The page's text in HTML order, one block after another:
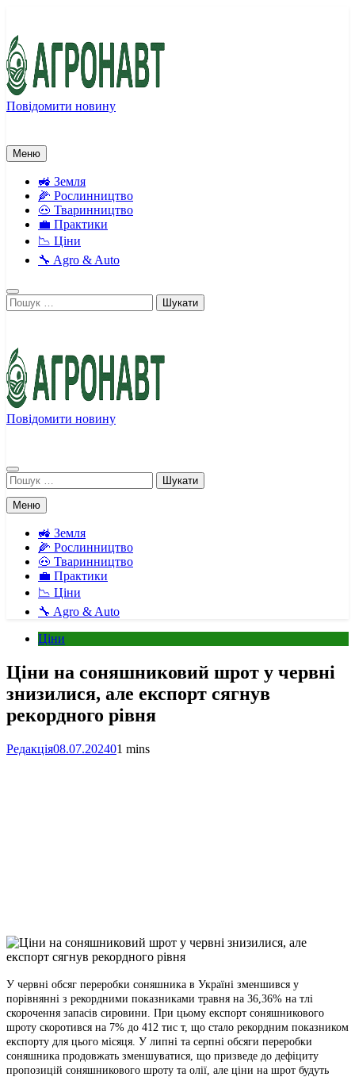
вмісту
Повідомити новину
Меню
🚜 Земля
🌽 Рослинництво
🐽 Тваринництво
💼 Практики
📉 Ціни
🔧 Agro & Auto
Пошук:
Повідомити новину
Пошук:
Меню
🚜 Земля
🌽 Рослинництво
🐽 Тваринництво
💼 Практики
📉 Ціни
🔧 Agro & Auto
Ціни
Ціни на соняшниковий шрот у червні
знизилися, але експорт сягнув
рекордного рівня
Редакція08.07.202401 mins
Link
Print
У червні обсяг переробки соняшника в Україні зменшився у
порівнянні з рекордними показниками травня на 36,36% на тлі
скорочення запасів сировини. При цьому експорт соняшникового
шроту скоротився на 7% до 412 тис т, що стало рекордним показником
експорту для цього місяця. У липні та серпні обсяги переробки
соняшника продовжать зменшуватися, що призведе до дефіциту
пропозицій соняшникового шроту та олії, але ціни на шрот будуть